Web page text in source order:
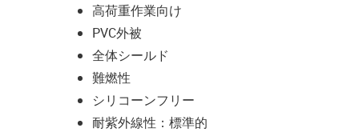
高荷重作業向け
PVC外被
全体シールド
難燃性
シリコーンフリー
耐紫外線性：標準的